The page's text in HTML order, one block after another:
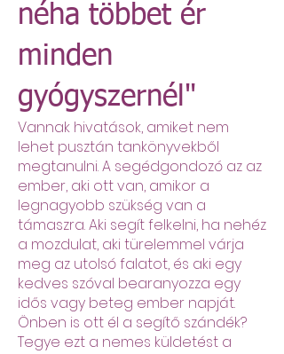
néha többet ér
minden
gyógyszernél"
Vannak hivatások, amiket nem
lehet pusztán tankönyvekből
megtanulni. A segédgondozó az az
ember, aki ott van, amikor a
legnagyobb szükség van a
támaszra. Aki segít felkelni, ha nehéz
a mozdulat, aki türelemmel várja
meg az utolsó falatot, és aki egy
kedves szóval bearanyozza egy
idős vagy beteg ember napját.
Önben is ott él a segítő szándék?
Tegye ezt a nemes küldetést a